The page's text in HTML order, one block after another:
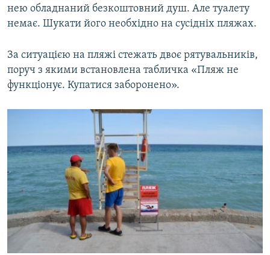
нею обладнаний безкоштовний душ. Але туалету
немає. Шукати його необхідно на сусідніх пляжах.
За ситуацією на пляжі стежать двоє рятувальників,
поруч з якими встановлена табличка «Пляж не
функціонує. Купатися заборонено».